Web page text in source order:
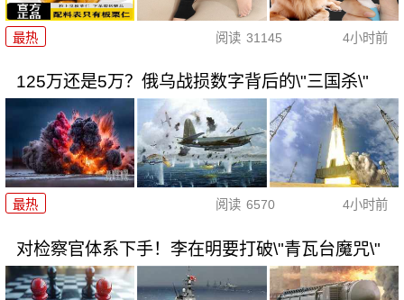
最热 阅读 31145 4小时前
125万还是5万？俄乌战损数字背后的\"三国杀\"
最热 阅读 6570 4小时前
对检察官体系下手！李在明要打破\"青瓦台魔咒\"